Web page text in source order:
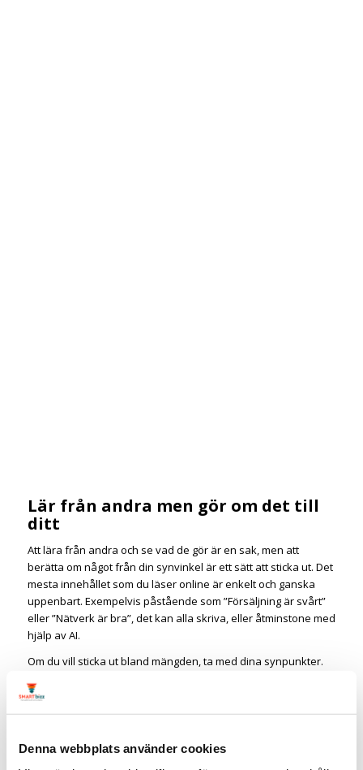
Denna webbplats använder cookies
Lär från andra men gör om det till
ditt
Att lära från andra och se vad de gör är en sak, men att
berätta om något från din synvinkel är ett sätt att sticka ut. Det
mesta innehållet som du läser online är enkelt och ganska
uppenbart. Exempelvis påstående som ”Försäljning är svårt”
eller ”Nätverk är bra”, det kan alla skriva, eller åtminstone med
hjälp av AI.
Om du vill sticka ut bland mängden, ta med dina synpunkter.
elak. Det handlar om att du framför dina tankar och
synpunkter på ett annat sätt.
här artikeln, den hade jag enkelt kunna göra om till ett inlägg